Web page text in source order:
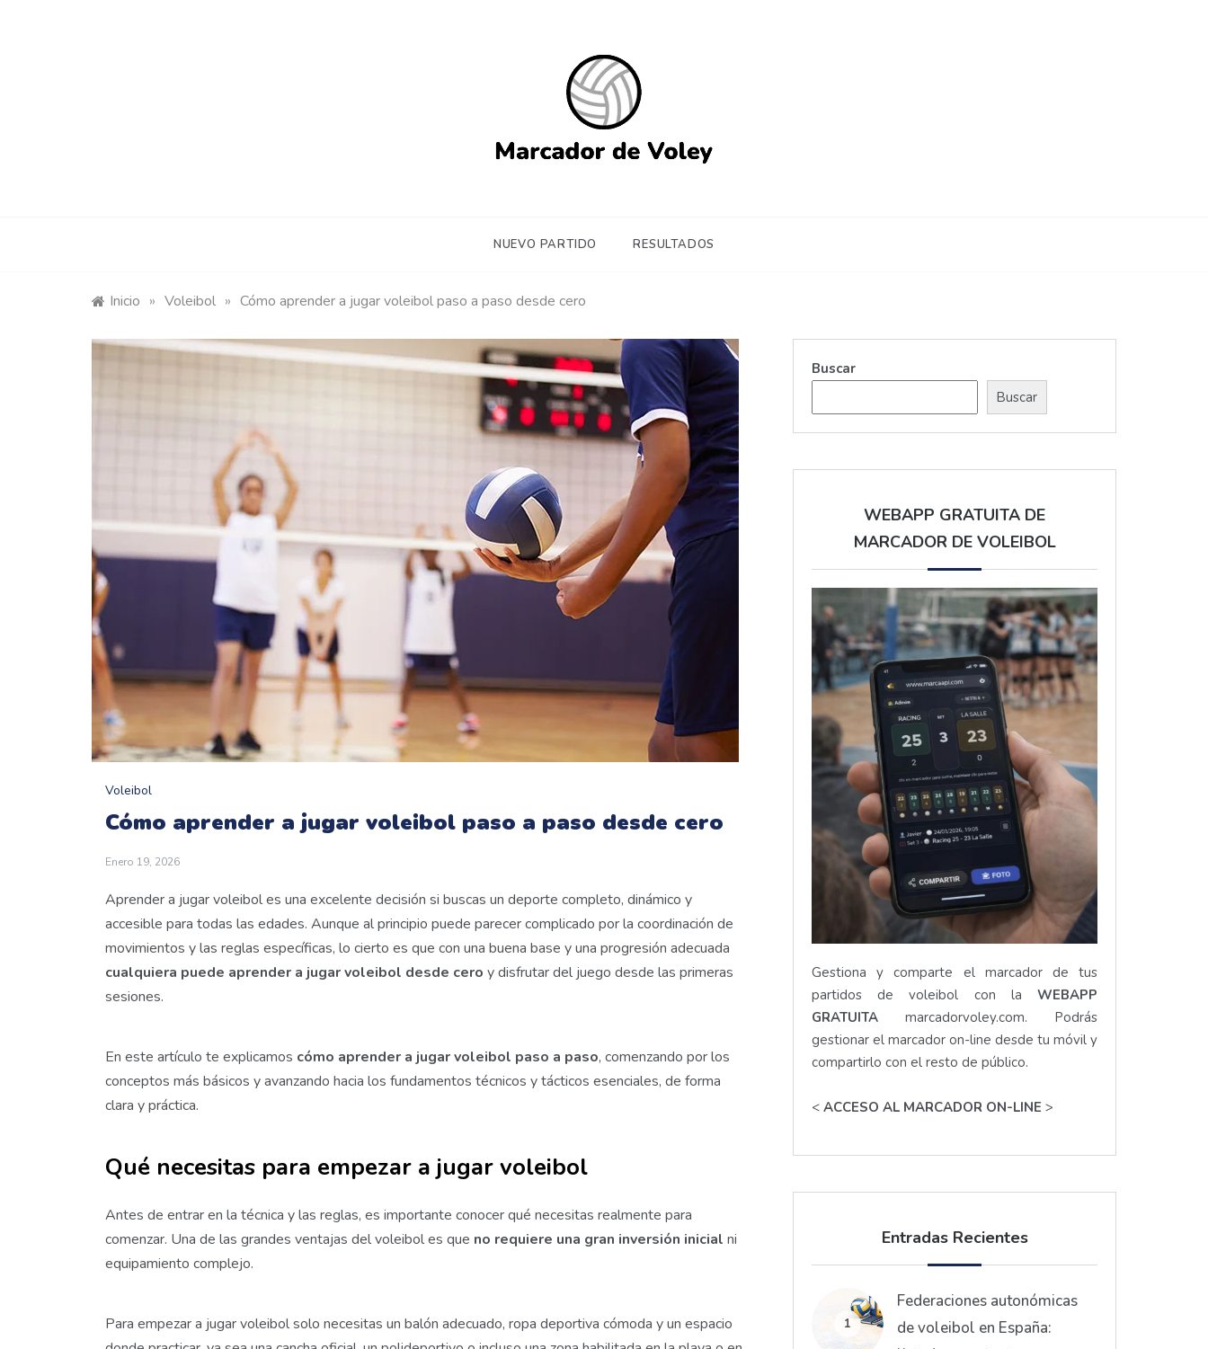
NUEVO PARTIDO RESULTADOS
Inicio » Voleibol » Cómo aprender a jugar voleibol paso a paso desde cero
Voleibol
Cómo aprender a jugar voleibol paso a paso desde cero
Enero 19, 2026
Aprender a jugar voleibol es una excelente decisión si buscas un deporte completo, dinámico y
accesible para todas las edades. Aunque al principio puede parecer complicado por la coordinación de
movimientos y las reglas específicas, lo cierto es que con una buena base y una progresión adecuada
cualquiera puede aprender a jugar voleibol desde cero y disfrutar del juego desde las primeras
sesiones.
En este artículo te explicamos cómo aprender a jugar voleibol paso a paso, comenzando por los
conceptos más básicos y avanzando hacia los fundamentos técnicos y tácticos esenciales, de forma
clara y práctica.
Qué necesitas para empezar a jugar voleibol
Antes de entrar en la técnica y las reglas, es importante conocer qué necesitas realmente para
comenzar. Una de las grandes ventajas del voleibol es que no requiere una gran inversión inicial ni
equipamiento complejo.
Para empezar a jugar voleibol solo necesitas un balón adecuado, ropa deportiva cómoda y un espacio
Buscar
Buscar
WEBAPP GRATUITA DE
MARCADOR DE VOLEIBOL
Gestiona y comparte el marcador de tus
partidos de voleibol con la WEBAPP
GRATUITA
marcadorvoley.com. Podrás
gestionar el marcador on-line desde tu móvil y
compartirlo con el resto de público.
< ACCESO AL MARCADOR ON-LINE >
Entradas Recientes
1
Federaciones autonómicas
de voleibol en España: